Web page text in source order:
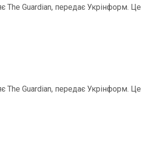
The Guardian, передає Укрінформ. Це
The Guardian, передає Укрінформ. Це